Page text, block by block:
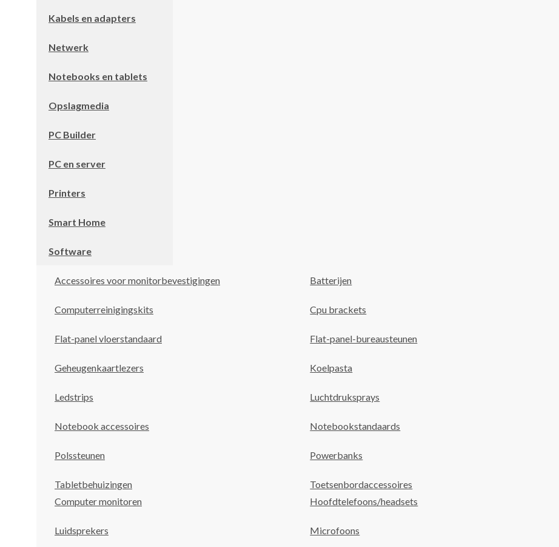
Kabels en adapters
Netwerk
Notebooks en tablets
Opslagmedia
PC Builder
PC en server
Printers
Smart Home
Software
Accessoires voor monitorbevestigingen Batterijen
Computerreinigingskits Cpu brackets
Flat-panel vloerstandaard Flat-panel-bureausteunen
Geheugenkaartlezers Koelpasta
Ledstrips Luchtdruksprays
Notebook accessoires Notebookstandaards
Polssteunen Powerbanks
Tabletbehuizingen
Toetsenbordaccessoires
Computer monitoren
Hoofdtelefoons/headsets
Luidsprekers Microfoons